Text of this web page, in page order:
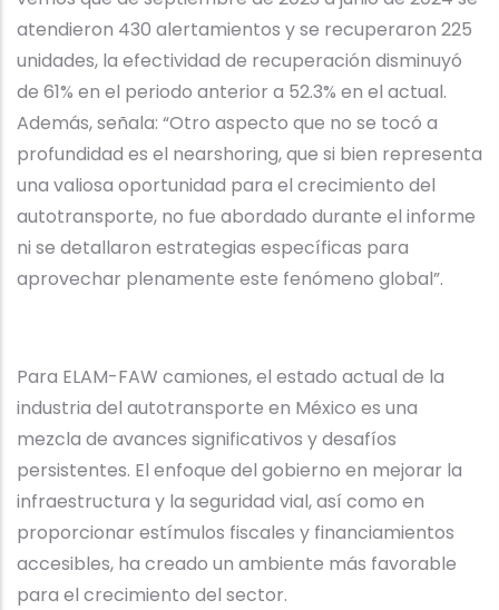
atendieron 430 alertamientos y se recuperaron 225
unidades, la efectividad de recuperación disminuyó
de 61% en el periodo anterior a 52.3% en el actual.
Además, señala: “Otro aspecto que no se tocó a
profundidad es el nearshoring, que si bien representa
una valiosa oportunidad para el crecimiento del
autotransporte, no fue abordado durante el informe
ni se detallaron estrategias específicas para
aprovechar plenamente este fenómeno global”.
Para ELAM-FAW camiones, el estado actual de la
industria del autotransporte en México es una
mezcla de avances significativos y desafíos
persistentes. El enfoque del gobierno en mejorar la
infraestructura y la seguridad vial, así como en
proporcionar estímulos fiscales y financiamientos
accesibles, ha creado un ambiente más favorable
para el crecimiento del sector.